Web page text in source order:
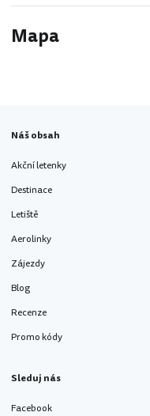
Mapa
Náš obsah
Akční letenky
Destinace
Letiště
Aerolinky
Zájezdy
Blog
Recenze
Promo kódy
Sleduj nás
Facebook